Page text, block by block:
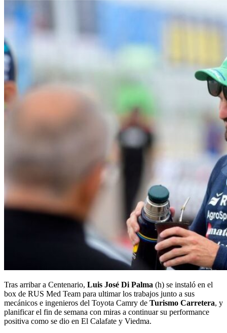
Tras arribar a Centenario, Luis José Di Palma (h) se instaló en el
box de RUS Med Team para ultimar los trabajos junto a sus
mecánicos e ingenieros del Toyota Camry de Turismo Carretera, y
planificar el fin de semana con miras a continuar su performance
positiva como se dio en El Calafate y Viedma.